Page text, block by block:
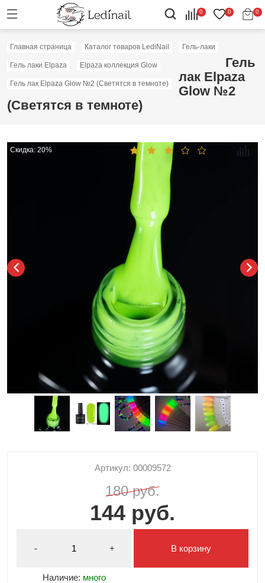
0 0 0
Главная страница Каталог товаров LediNail Гель-лаки
Гель лаки Elpaza Elpaza коллекция Glow
Гель лак Elpaza Glow №2 (Светятся в темноте)
Гель
лак Elpaza
Glow №2
(Светятся в темноте)
Скидка: 20%
Артикул: 00009572
180 руб.
144 руб.
- +
Наличие: много
В корзину